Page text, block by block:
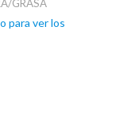
GRASA
para ver los